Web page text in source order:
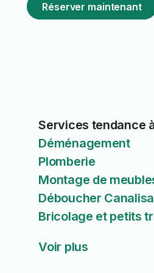
Réserver maintenant
Services tendance
Déménagement
Plomberie
Montage de
Déboucher
Bricolage et petits
Voir plus